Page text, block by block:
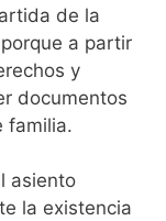
de la
a partir
y
documentos
familia.
asiento
la existencia